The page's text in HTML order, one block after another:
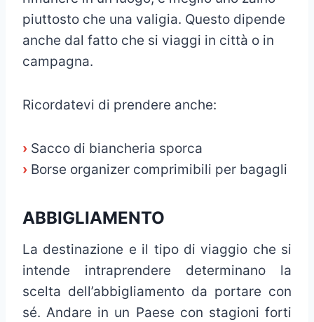
piuttosto che una valigia. Questo dipende
anche dal fatto che si viaggi in città o in
campagna.
Ricordatevi di prendere anche:
› Sacco di biancheria sporca
› Borse organizer comprimibili per bagagli
ABBIGLIAMENTO
La destinazione e il tipo di viaggio che si
intende intraprendere determinano la
scelta dell’abbigliamento da portare con
sé. Andare in un Paese con stagioni forti